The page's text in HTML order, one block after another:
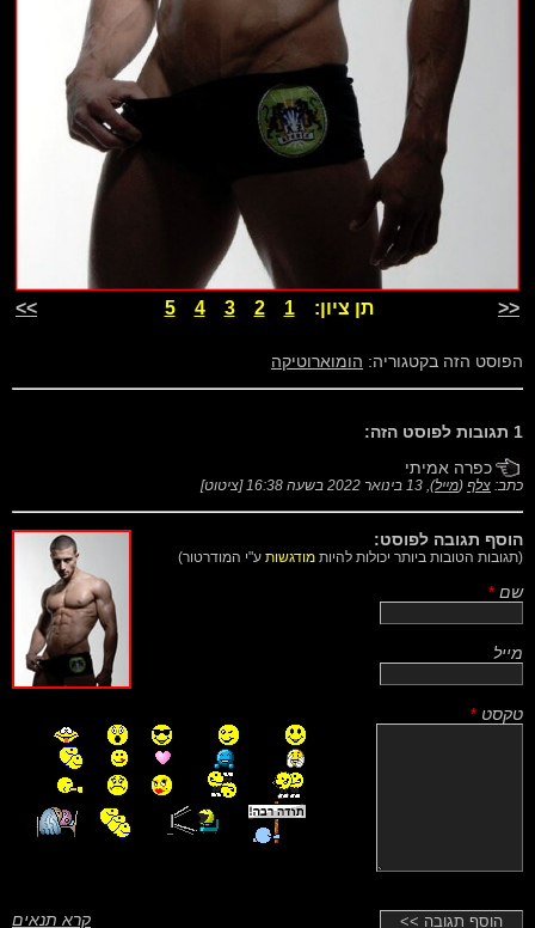
<< תן ציון:1
2
3
4
5
>>
הפוסט הזה בקטגוריה: הומוארוטיקה
1 תגובות לפוסט הזה:
כפרה אמיתי
כתב: צלף (מייל), 13 בינואר 2022 בשעה 16:38 [ציטוט]
הוסף תגובה לפוסט:
(תגובות הטובות ביותר יכולות להיות מודגשות ע"י המודרטור)
שם *
מייל
טקסט *
קרא תנאים